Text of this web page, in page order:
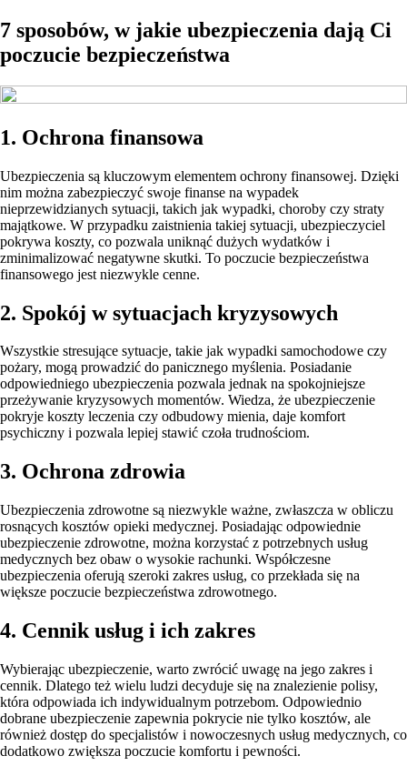
7 sposobów, w jakie ubezpieczenia dają Ci
poczucie bezpieczeństwa
1. Ochrona finansowa
Ubezpieczenia są kluczowym elementem ochrony finansowej. Dzięki
nim można zabezpieczyć swoje finanse na wypadek
nieprzewidzianych sytuacji, takich jak wypadki, choroby czy straty
majątkowe. W przypadku zaistnienia takiej sytuacji, ubezpieczyciel
pokrywa koszty, co pozwala uniknąć dużych wydatków i
zminimalizować negatywne skutki. To poczucie bezpieczeństwa
finansowego jest niezwykle cenne.
2. Spokój w sytuacjach kryzysowych
Wszystkie stresujące sytuacje, takie jak wypadki samochodowe czy
pożary, mogą prowadzić do panicznego myślenia. Posiadanie
odpowiedniego ubezpieczenia pozwala jednak na spokojniejsze
przeżywanie kryzysowych momentów. Wiedza, że ubezpieczenie
pokryje koszty leczenia czy odbudowy mienia, daje komfort
psychiczny i pozwala lepiej stawić czoła trudnościom.
3. Ochrona zdrowia
Ubezpieczenia zdrowotne są niezwykle ważne, zwłaszcza w obliczu
rosnących kosztów opieki medycznej. Posiadając odpowiednie
ubezpieczenie zdrowotne, można korzystać z potrzebnych usług
medycznych bez obaw o wysokie rachunki. Współczesne
ubezpieczenia oferują szeroki zakres usług, co przekłada się na
większe poczucie bezpieczeństwa zdrowotnego.
4. Cennik usług i ich zakres
Wybierając ubezpieczenie, warto zwrócić uwagę na jego zakres i
cennik. Dlatego też wielu ludzi decyduje się na znalezienie polisy,
która odpowiada ich indywidualnym potrzebom. Odpowiednio
dobrane ubezpieczenie zapewnia pokrycie nie tylko kosztów, ale
również dostęp do specjalistów i nowoczesnych usług medycznych, co
dodatkowo zwiększa poczucie komfortu i pewności.